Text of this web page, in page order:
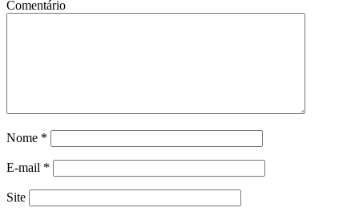
Comentário
Nome *
E-mail *
Site